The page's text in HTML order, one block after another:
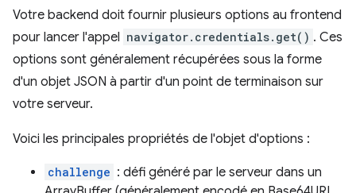
Votre backend doit fournir plusieurs options au frontend
pour lancer l'appel navigator.credentials.get() . Ces
options sont généralement récupérées sous la forme
d'un objet JSON à partir d'un point de terminaison sur
votre serveur.
Voici les principales propriétés de l'objet d'options :
challenge : défi généré par le serveur dans un